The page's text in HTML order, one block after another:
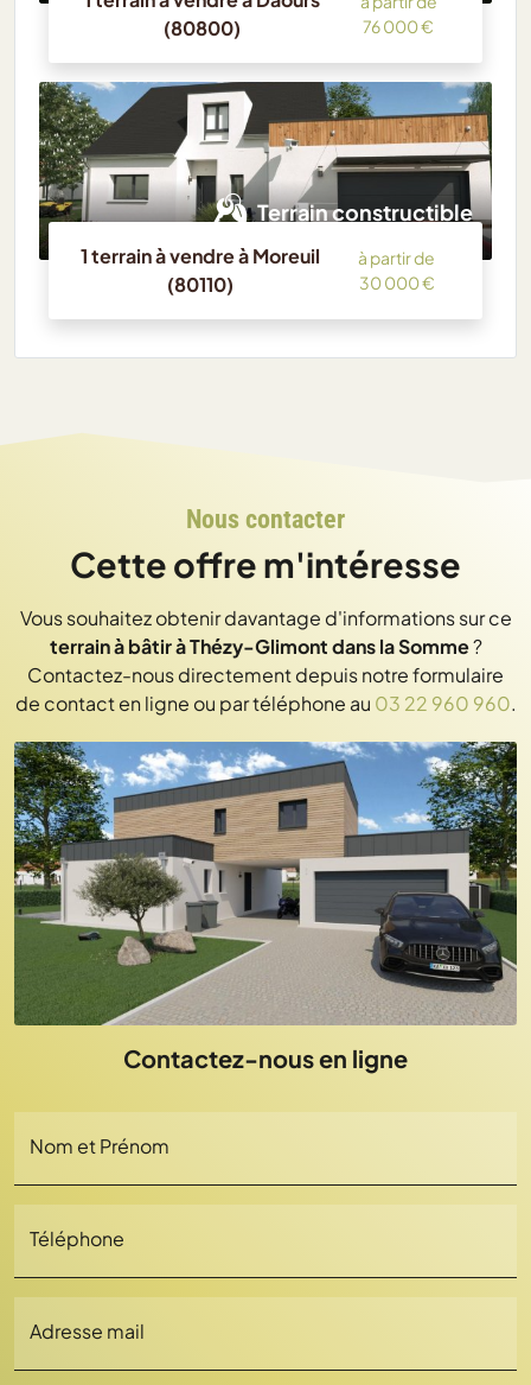
(80800)
76 000 €
Terrain constructible
1 terrain à vendre à Moreuil
(80110)
30 000 €
Nous contacter
Cette offre m'intéresse
terrain à bâtir à Thézy-Glimont dans la Somme?
Contactez-nous directement depuis notre formulaire
de contact en ligne ou par téléphone au03 22 960 960
Contactez-nous en ligne
Nom et Prénom
Téléphone